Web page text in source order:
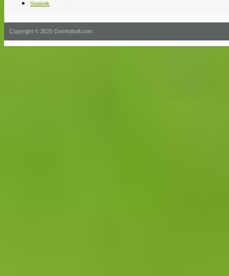
Statistik
Copyright © 2025 Damfotboll.com